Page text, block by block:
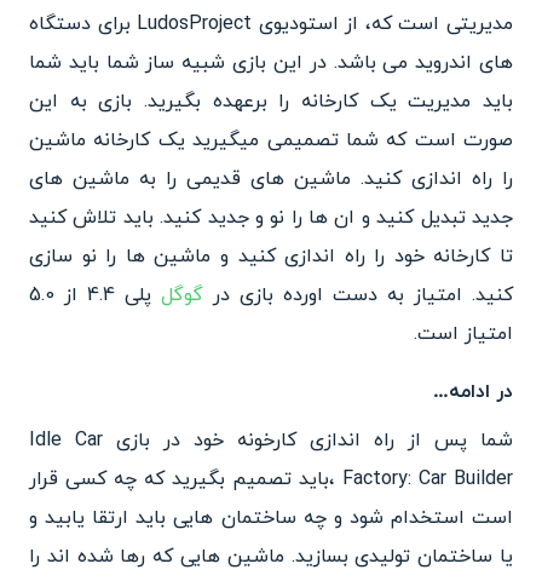
مدیریتی است که، از استودیوی LudosProject برای دستگاه
های اندروید می باشد. در این بازی شبیه ساز شما باید شما
باید مدیریت یک کارخانه را برعهده بگیرید. بازی به این
صورت است که شما تصمیمی میگیرید یک کارخانه ماشین
را راه اندازی کنید. ماشین های قدیمی را به ماشین های
جدید تبدیل کنید و ان ها را نو و جدید کنید. باید تلاش کنید
تا کارخانه خود را راه اندازی کنید و ماشین ها را نو سازی
کنید. امتیاز به دست اورده بازی در گوگل
پلی 4.4 از 5.0
امتیاز است.
در ادامه…
شما پس از راه اندازی کارخونه خود در بازی Idle Car
Factory: Car Builder ،باید تصمیم بگیرید که چه کسی قرار
است استخدام شود و چه ساختمان هایی باید ارتقا یابید و
یا ساختمان تولیدی بسازید. ماشین هایی که رها شده اند را